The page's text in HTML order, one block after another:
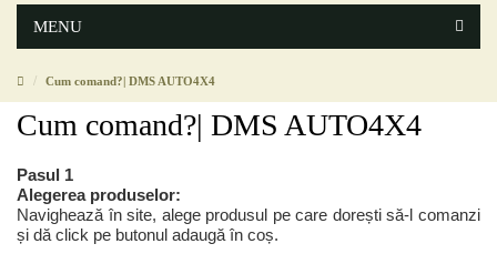
MENU
Cum comand?| DMS AUTO4X4
Cum comand?| DMS AUTO4X4
Pasul 1
Alegerea produselor:
Navighează în site, alege produsul pe care dorești să-l comanzi
și dă click pe butonul adaugă în coș.